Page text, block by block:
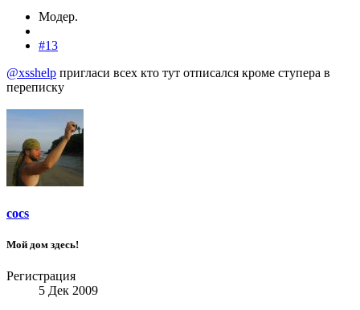
Модер.
#13
@xsshelp пригласи всех кто тут отписался кроме ступера в
переписку
cocs
Мой дом здесь!
Регистрация
5 Дек 2009